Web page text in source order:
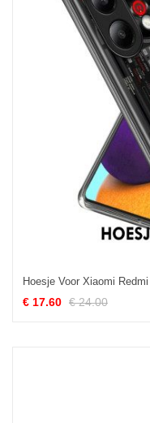
Hoesje Voor Xiaomi
€ 17.60 € 24.00